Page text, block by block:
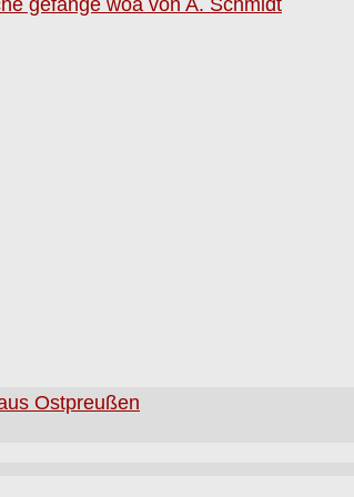
Ostpreußen